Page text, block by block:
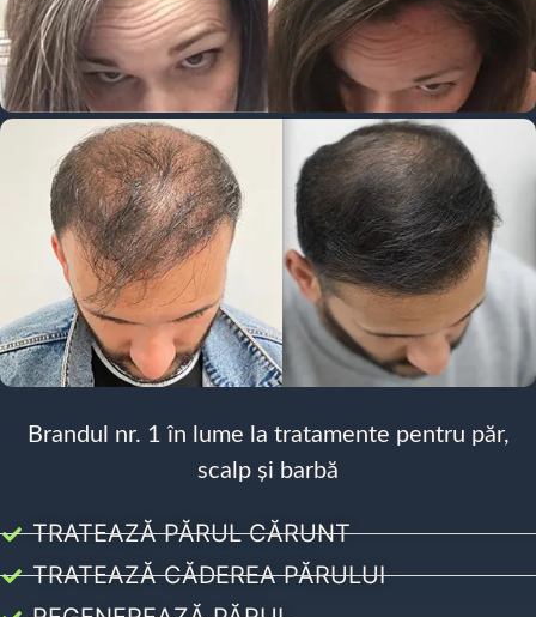
Brandul nr. 1 în lume la tratamente pentru păr,
scalp și barbă
TRATEAZĂ PĂRUL CĂRUNT
TRATEAZĂ CĂDEREA PĂRULUI